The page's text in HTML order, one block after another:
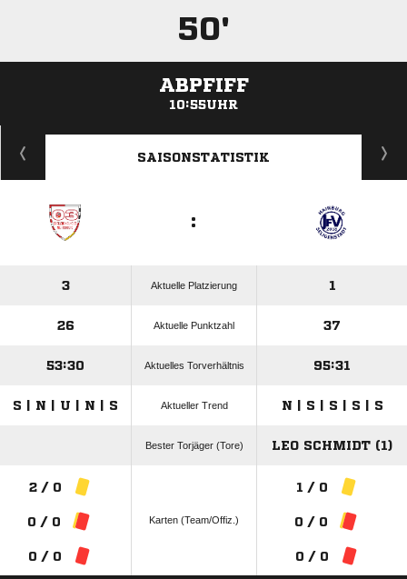
50'
ABPFIFF
10:55UHR
ANZEIGE
SAISONSTATISTIK
:
3 Aktuelle Platzierung 1
26 Aktuelle Punktzahl 37
53:30 Aktuelles Torverhältnis 95:31
S | N | U | N | S Aktueller Trend N | S | S | S | S
Bester Torjäger (Tore) LEO SCHMIDT (1)
2 / 0
0 / 0
0 / 0
Karten (Team/Offiz.)
1 / 0
0 / 0
0 / 0